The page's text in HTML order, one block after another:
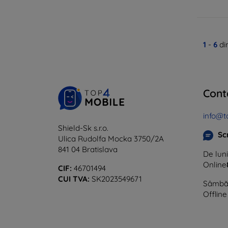
1 - 6
Shield-Sk s.r.o.
Ulica Rudolfa Mocka 3750/2A
841 04 Bratislava
CIF: 46701494
CUI TVA: SK2023549671
De
Online
Offline